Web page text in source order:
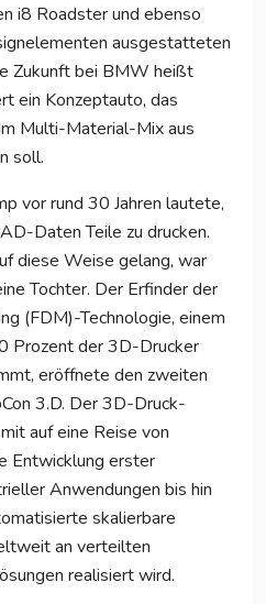
i8 Roadster und ebenso
ausgestatteten
Zukunft bei BMW heißt
ein Konzeptauto, das
Multi-Material-Mix aus
soll.
vor rund 30 Jahren lautete,
Daten Teile zu drucken.
diese Weise gelang, war
Tochter. Der Erfinder der
(FDM)-Technologie, einem
Prozent der 3D-Drucker
eröffnete den zweiten
3.D. Der 3D-Druck-
auf eine Reise von
Entwicklung erster
Anwendungen bis hin
skalierbare
an verteilten
realisiert wird.